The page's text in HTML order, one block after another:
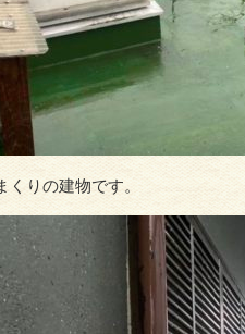
くりの建物です。